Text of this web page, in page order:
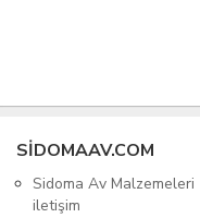
SIDOMAAV.COM
Sidoma Av Malzemeleri
iletişim